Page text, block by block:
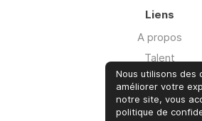
Liens
A propos
Talent
Offre Cyber'isk
Ressources
Nous utilisons des
améliorer votre
notre site, vous
politique de